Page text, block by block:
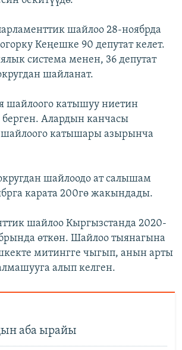
шайлоо 28-ноябрда
Кеңешке 90 депутат келет.
система менен, 36 депутат
шайланат.
шайлоого катышуу ниетин
Алардын канчасы
шайлоого катышары азырынча
шайлоодо ат салышам
карата 200гө жакындады.
шайлоо Кыргызстанда 2020-
өткөн. Шайлоо тыянагына
митингге чыгып, анын арты
алып келген.
аба ырайы